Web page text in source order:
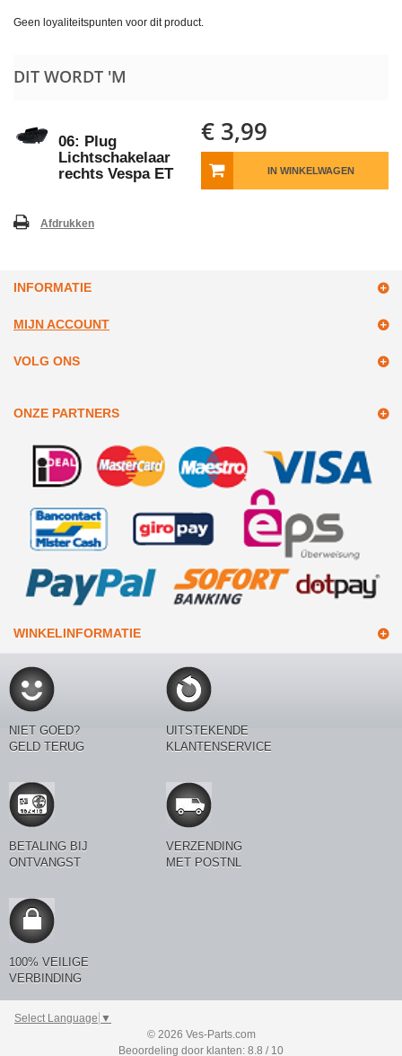
Geen loyaliteitspunten voor dit product.
DIT WORDT 'M
06: Plug
Lichtschakelaar
rechts Vespa ET
€ 3,99
IN WINKELWAGEN
Afdrukken
INFORMATIE
MIJN ACCOUNT
VOLG ONS
ONZE PARTNERS
WINKELINFORMATIE
NIET GOED?
GELD TERUG
UITSTEKENDE
KLANTENSERVICE
BETALING BIJ
ONTVANGST
VERZENDING
MET POSTNL
100% VEILIGE
VERBINDING
Select Language ▼
© 2026 Ves-Parts.com
Beoordeling door klanten: 8.8 / 10